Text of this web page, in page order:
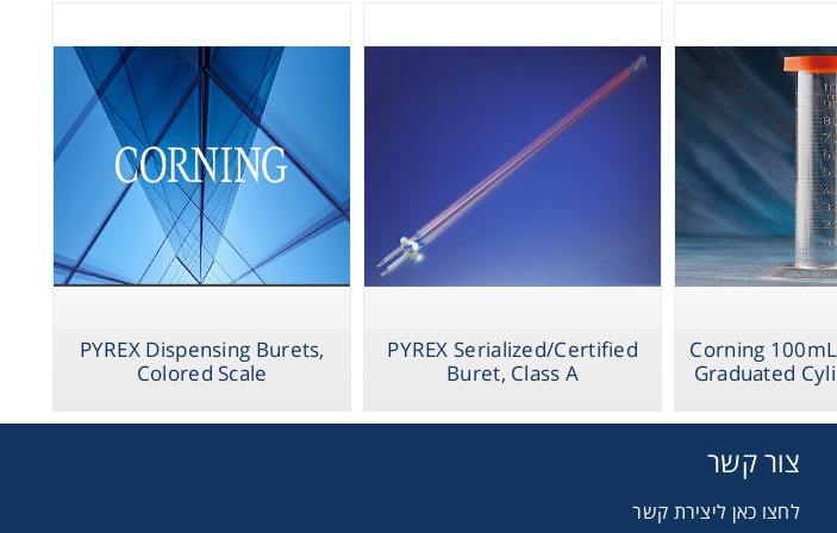
Corning
Graduated
PYREX Serialized/Certified
Buret, Class A
PYREX Dispensing Burets,
Colored Scale
צור קשר
לחצו כאן ליצירת קשר